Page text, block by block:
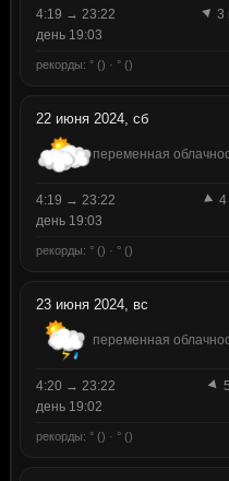
4:19 → 23:22
3
день 19:03
рекорды: ° () · ° ()
22 июня 2024, сб
переменная
4:19 → 23:22
день 19:03
рекорды: ° () · ° ()
23 июня 2024, вс
переменная
4:20 → 23:22
день 19:02
рекорды: ° () · ° ()